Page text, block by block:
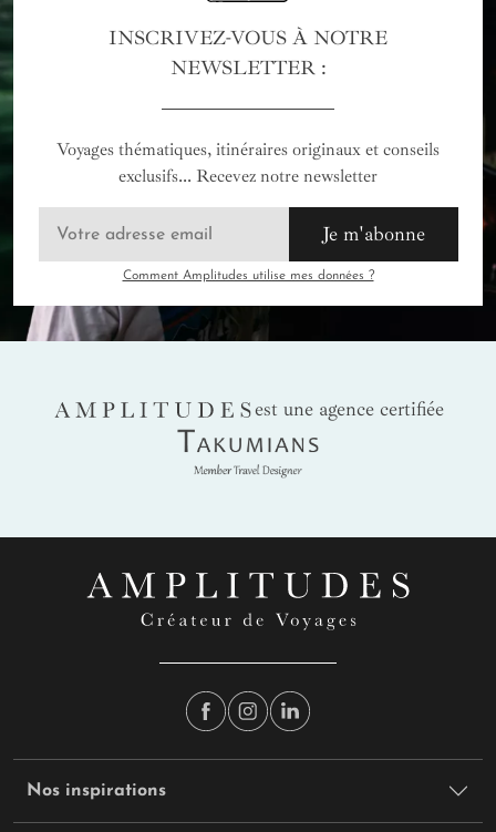
INSCRIVEZ-VOUS À NOTRE
NEWSLETTER :
Voyages thématiques, itinéraires originaux et conseils
exclusifs... Recevez notre newsletter
Je m'abonne
Comment Amplitudes utilise mes données ?
AMPLITUDES
est une agence certifiée
Takumians
Nos inspirations